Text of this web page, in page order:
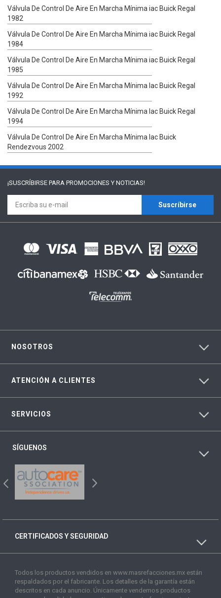
Válvula De Control De Aire En Marcha Mínima iac Buick Regal
1982
Válvula De Control De Aire En Marcha Mínima iac Buick Regal
1984
Válvula De Control De Aire En Marcha Mínima iac Buick Regal
1985
Válvula De Control De Aire En Marcha Mínima Iac Buick Regal
1992
Válvula De Control De Aire En Marcha Mínima Iac Buick Regal
1994
Válvula De Control De Aire En Marcha Mínima Iac Buick
Rendezvous 2002
¡SUSCRÍBIRSE PARA PROMOCIONES Y NOTICIAS!
Suscríbirse
NOSOTROS
ATENCIÓN A CLIENTES
SERVICIOS
SÍGUENOS
CERTIFICADOS Y SEGURIDAD
Todos los productos vendidos en www.masrefacciones.mx están
respaldados por el fabricante. Los detalles de la garantía están
descritos en cada anuncio. Únicamente vendemos productos